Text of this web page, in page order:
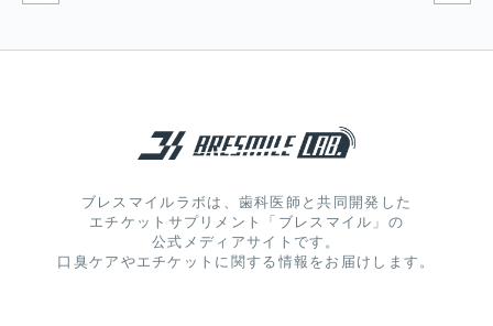
ブレスマイルラボは、歯科医師と共同開発した
エチケットサプリメント「ブレスマイル」の
公式メディアサイトです。
口臭ケアやエチケットに関する情報をお届けします。